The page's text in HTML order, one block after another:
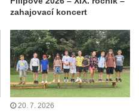
zahajovací koncert
20. 7. 2026